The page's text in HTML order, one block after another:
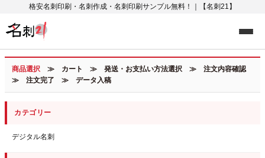
格安名刺印刷・名刺作成・名刺印刷サンプル無料！｜【名刺21】
商品選択 ≫ カート ≫ 発送・お支払い方法選択 ≫ 注文内容確認
≫ 注文完了 ≫ データ入稿
カテゴリー
デジタル名刺